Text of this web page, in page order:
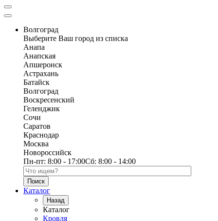
Волгоград
Выберите Ваш город из списка
Анапа
Анапская
Апшеронск
Астрахань
Батайск
Волгоград
Воскресенский
Геленджик
Сочи
Саратов
Краснодар
Москва
Новороссийск
Пн-пт: 8:00 - 17:00Сб: 8:00 - 14:00
Поиск по каталогу
Каталог
Назад
Каталог
Кровля